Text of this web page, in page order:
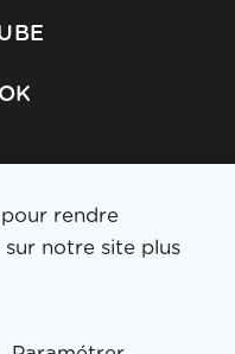
rendre
notre site plus